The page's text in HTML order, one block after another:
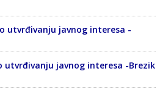
utvrđivanju javnog interesa -
utvrđivanju javnog interesa -Brezik